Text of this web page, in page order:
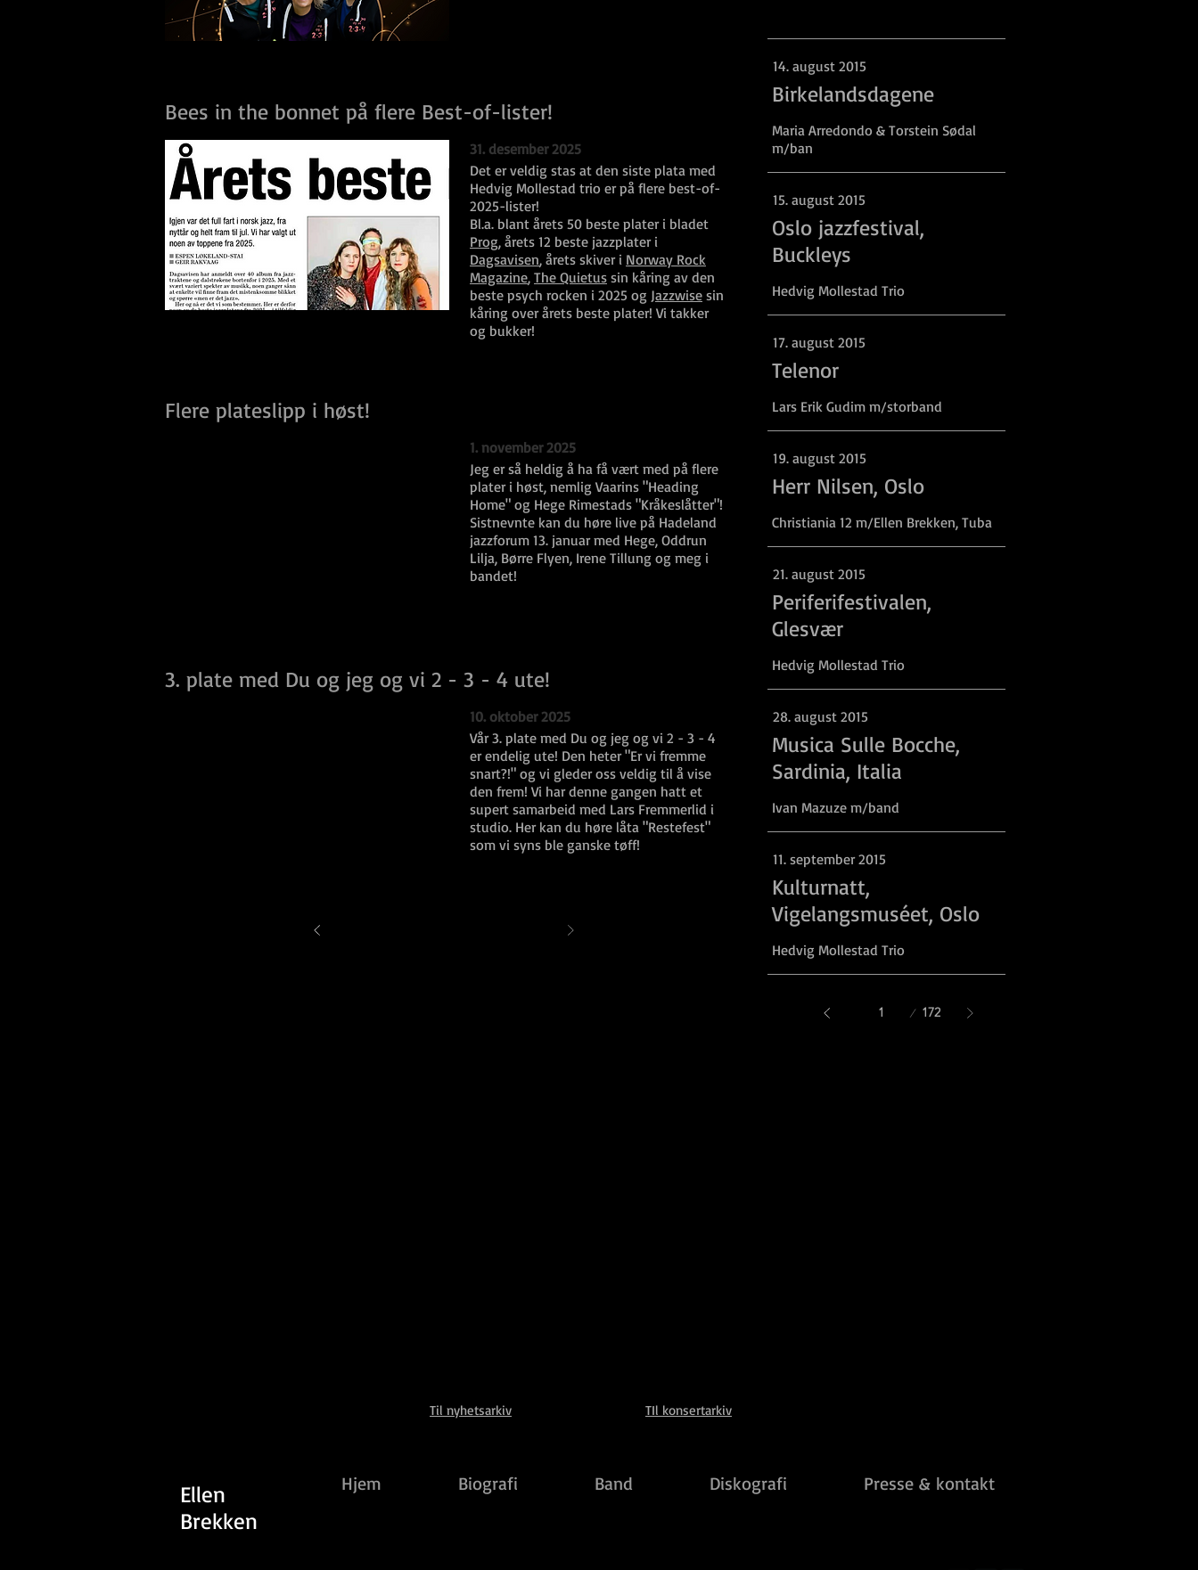
Bees in the bonnet på flere Best-of-lister!
31. desember 2025
Det er veldig stas at den siste plata med
Hedvig Mollestad trio er på flere best-of-
2025-lister!
Bl.a. blant årets 50 beste plater i bladet
Prog, årets 12 beste jazzplater i
Dagsavisen, årets skiver i Norway Rock
Magazine, The Quietus sin kåring av den
beste psych rocken i 2025 og Jazzwise sin
kåring over årets beste plater! Vi takker
og bukker!
Flere plateslipp i høst!
1. november 2025
Jeg er så heldig å ha få vært med på flere
plater i høst, nemlig Vaarins "Heading
Home" og Hege Rimestads "Kråkeslåtter"!
Sistnevnte kan du høre live på Hadeland
jazzforum 13. januar med Hege, Oddrun
Lilja, Børre Flyen, Irene Tillung og meg i
bandet!
3. plate med Du og jeg og vi 2 - 3 - 4 ute!
10. oktober 2025
Vår 3. plate med Du og jeg og vi 2 - 3 - 4
er endelig ute! Den heter "Er vi fremme
snart?!" og vi gleder oss veldig til å vise
den frem! Vi har denne gangen hatt et
supert samarbeid med Lars Fremmerlid i
studio. Her kan du høre låta "Restefest"
som vi syns ble ganske tøff!
Birkelandsdagene
Maria Arredondo & Torstein Sødal
m/ban
14. august 2015
Oslo jazzfestival,
Buckleys
Hedvig Mollestad Trio
15. august 2015
Telenor
Lars Erik Gudim m/storband
17. august 2015
Herr Nilsen, Oslo
Christiania 12 m/Ellen Brekken, Tuba
19. august 2015
Periferifestivalen,
Glesvær
Hedvig Mollestad Trio
21. august 2015
Musica Sulle Bocche,
Sardinia, Italia
Ivan Mazuze m/band
28. august 2015
Kulturnatt,
Vigelangsmuséet, Oslo
Hedvig Mollestad Trio
11. september 2015
172
Til nyhetsarkiv TIl konsertarkiv
Ellen
Brekken
Hjem Biografi Band Diskografi Presse & kontakt